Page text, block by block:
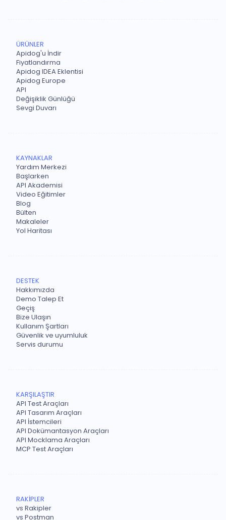
ÜRÜNLER
Apidog'u İndir
Fiyatlandırma
Apidog IDEA Eklentisi
Apidog Europe
API
Değişiklik Günlüğü
Sevgi Duvarı
KAYNAKLAR
Yardım Merkezi
Başlarken
API Akademisi
Video Eğitimler
Blog
Bülten
Makaleler
Yol Haritası
DESTEK
Hakkımızda
Demo Talep Et
Geçiş
Bize Ulaşın
Kullanım Şartları
Güvenlik ve uyumluluk
Servis durumu
KARŞILAŞTIR
API Test Araçları
API Tasarım Araçları
API İstemcileri
API Dokümantasyon Araçları
API Mocklama Araçları
MCP Test Araçları
RAKİPLER
vs Rakipler
vs Postman